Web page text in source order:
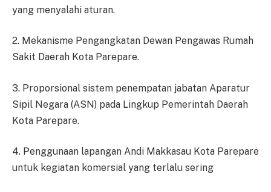
yang menyalahi aturan.
2. Mekanisme Pengangkatan Dewan Pengawas Rumah
Sakit Daerah Kota Parepare.
3. Proporsional sistem penempatan jabatan Aparatur
Sipil Negara (ASN) pada Lingkup Pemerintah Daerah
Kota Parepare.
4. Penggunaan lapangan Andi Makkasau Kota Parepare
untuk kegiatan komersial yang terlalu sering